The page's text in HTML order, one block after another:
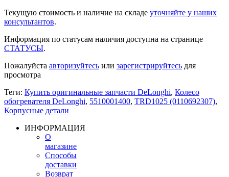
Текущую стоимость и наличие на складе уточняйте у наших
консультантов.
Информация по статусам наличия доступна на странице
СТАТУСЫ.
Пожалуйста авторизуйтесь или зарегистрируйтесь для
просмотра
Теги: Купить оригинальные запчасти DeLonghi, Колесо
обогревателя DeLonghi, 5510001400, TRD1025 (0110692307),
Корпусные детали
ИНФОРМАЦИЯ
О
магазине
Способы
доставки
Возврат